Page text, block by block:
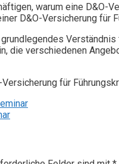
warum eine
D&O-Versicherung für
die verschiedenen
für